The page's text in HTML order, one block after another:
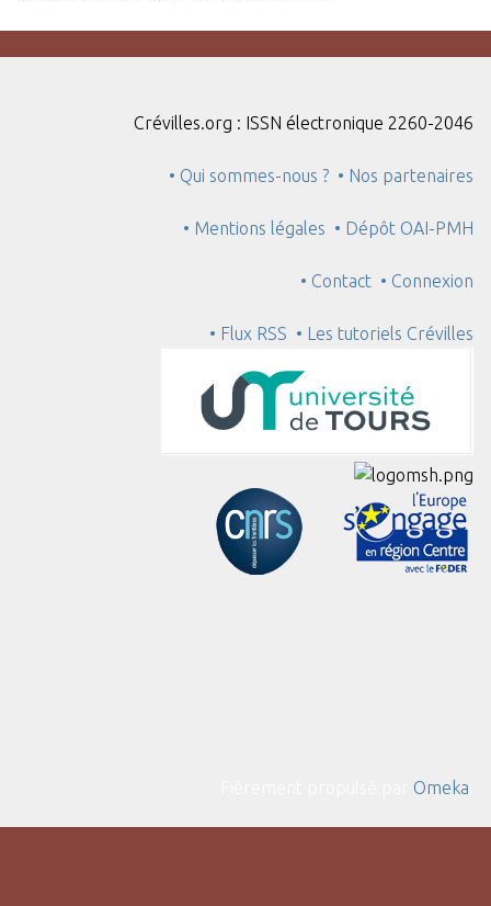
Crévilles.org : ISSN électronique 2260-2046
• Qui sommes-nous ? • Nos partenaires
• Mentions légales • Dépôt OAI-PMH
• Contact • Connexion
• Flux RSS • Les tutoriels Crévilles
Omeka